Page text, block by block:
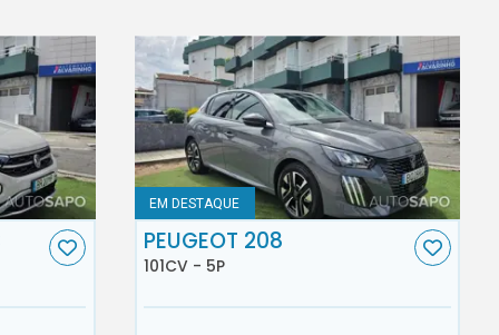
EM DESTAQUE
PEUGEOT 208
101CV - 5P